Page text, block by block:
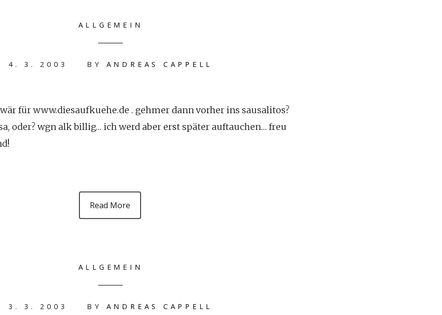
ALLGEMEIN
4. 3. 2003 BY ANDREAS CAPPELL
für www.diesaufkuehe.de . gehmer dann vorher ins sausalitos?
oder? wgn alk billig… ich werd aber erst später auftauchen… freu
Read More
ALLGEMEIN
3. 3. 2003 BY ANDREAS CAPPELL